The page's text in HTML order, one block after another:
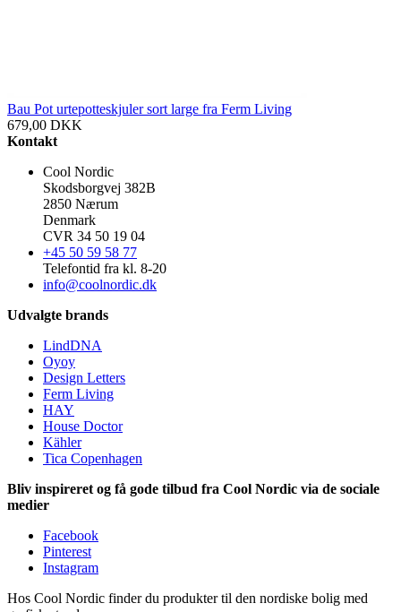
Bau Pot urtepotteskjuler sort large fra Ferm Living
679,00 DKK
Kontakt
Cool Nordic
Skodsborgvej 382B
2850 Nærum
Denmark
CVR 34 50 19 04
+45 50 59 58 77
Telefontid fra kl. 8-20
info@coolnordic.dk
Udvalgte brands
LindDNA
Oyoy
Design Letters
Ferm Living
HAY
House Doctor
Kähler
Tica Copenhagen
Bliv inspireret og få gode tilbud fra Cool Nordic via de sociale
medier
Facebook
Pinterest
Instagram
Hos Cool Nordic finder du produkter til den nordiske bolig med